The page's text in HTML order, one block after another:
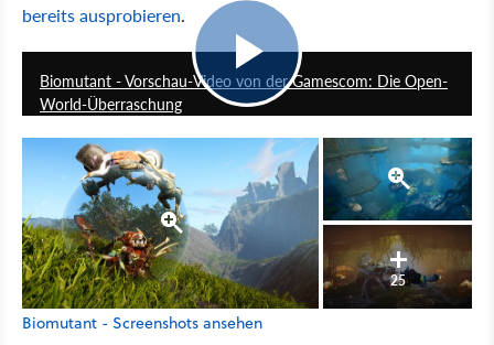
bereits ausprobieren.
Biomutant - Vorschau-Video von der Gamescom: Die Open-
World-Überraschung
25
Biomutant - Screenshots ansehen